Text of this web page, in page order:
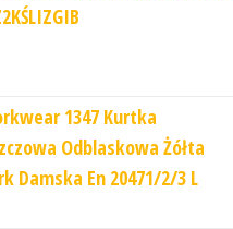
1347 Kurtka
Odblaskowa Żółta
Damska En 20471/2/3 L